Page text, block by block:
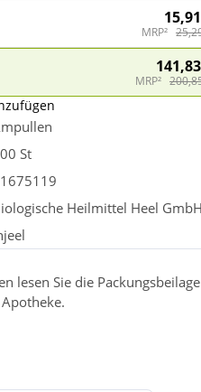
MRP²
MRP²
St
Heilmittel Heel GmbH
lesen Sie die